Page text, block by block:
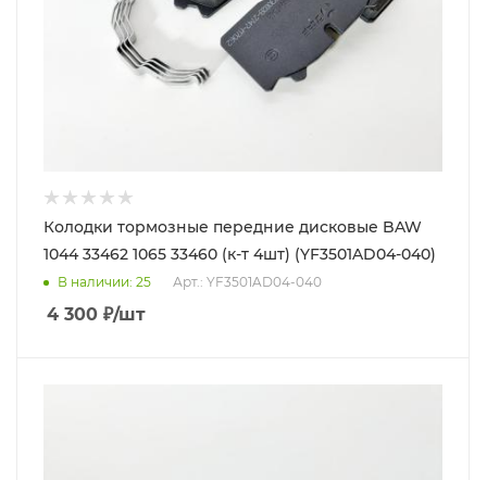
Колодки тормозные передние дисковые BAW
1044 33462 1065 33460 (к-т 4шт) (YF3501AD04-040)
В наличии: 25 Арт.: YF3501AD04-040
4 300 ₽/шт